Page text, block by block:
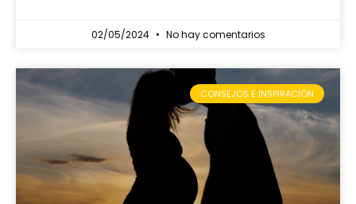
02/05/2024 No hay comentarios
CONSEJOS E INSPIRACIÓN